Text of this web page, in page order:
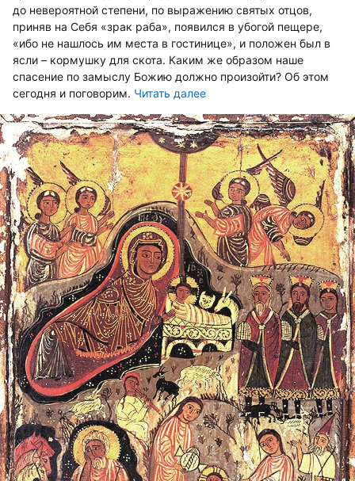
до невероятной степени, по выражению святых отцов,
приняв на Себя «зрак раба», появился в убогой пещере,
«ибо не нашлось им места в гостинице», и положен был в
ясли – кормушку для скота. Каким же образом наше
спасение по замыслу Божию должно произойти? Об этом
сегодня и поговорим. Читать далее